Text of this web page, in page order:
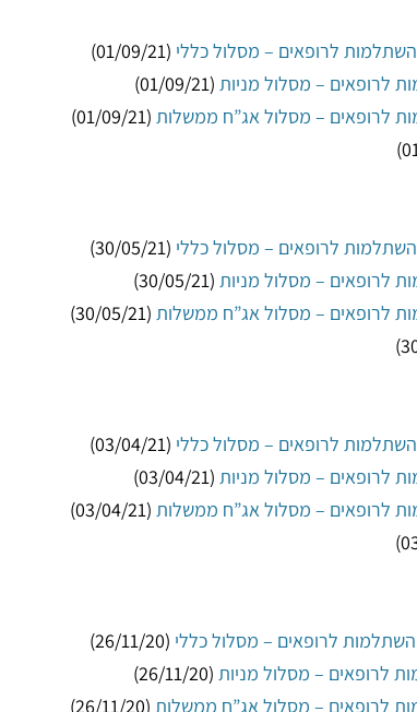
(01/09/21)
(01/09/21)
(01/09/21)
(30/05/21)
(30/05/21)
(30/05/21)
(03/04/21)
(03/04/21)
(03/04/21)
(26/11/20)
(26/11/20)
(26/11/20)